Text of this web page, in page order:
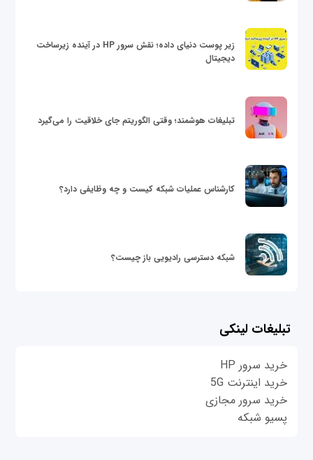
زیر پوست دنیای داده؛ نقش سرور HP در آینده زیرساخت
دیجیتال
تبلیغات هوشمند؛ وقتی الگوریتم جای خلاقیت را می‌گیرد
کارشناس عملیات شبکه کیست و چه وظایفی دارد؟
شبکه دسترسی رادیویی باز چیست؟
تبلیغات لینکی
خرید سرور HP
خرید اینترنت 5G
خرید سرور مجازی
پسیو شبکه